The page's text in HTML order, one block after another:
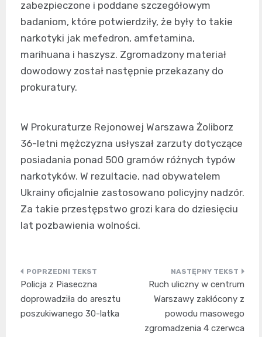
zabezpieczone i poddane szczegółowym
badaniom, które potwierdziły, że były to takie
narkotyki jak mefedron, amfetamina,
marihuana i haszysz. Zgromadzony materiał
dowodowy został następnie przekazany do
prokuratury.
W Prokuraturze Rejonowej Warszawa Żoliborz
36-letni mężczyzna usłyszał zarzuty dotyczące
posiadania ponad 500 gramów różnych typów
narkotyków. W rezultacie, nad obywatelem
Ukrainy oficjalnie zastosowano policyjny nadzór.
Za takie przestępstwo grozi kara do dziesięciu
lat pozbawienia wolności.
Nawigacja
wpisu
Policja z Piaseczna
doprowadziła do aresztu
poszukiwanego 30-latka
Ruch uliczny w centrum
Warszawy zakłócony z
powodu masowego
zgromadzenia 4 czerwca